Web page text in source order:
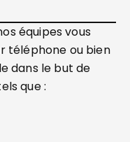
équipes vous
téléphone ou bien
dans le but de
que :